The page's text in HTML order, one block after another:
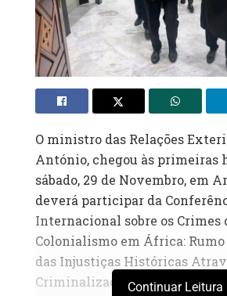
O ministro das Relações
António, chegou às primeiras
sábado, 29 de Novembro, em
deverá participar da
Internacional sobre os Crimes
Colonialismo em África: Rumo
das Injustiças Históricas
Criminalização doContinuar Leitura